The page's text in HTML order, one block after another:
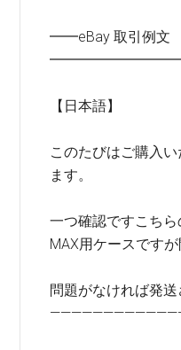
━━eBay 取引例文
【日本語】
このたびはご購入
ます。
一つ確認ですこちら
MAX用ケースです
問題がなければ発送